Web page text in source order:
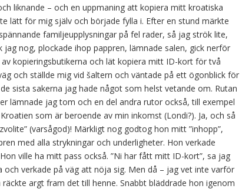
liknande – och en uppmaning att kopiera mitt kroatiska
lätt för mig själv och började fylla i. Efter en stund märkte
familjeupplysningar på fel rader, så jag strök lite,
nog, plockade ihop pappren, lämnade salen, gick nerför
kopieringsbutikerna och lät kopiera mitt ID-kort för två
och ställde mig vid šaltern och väntade på ett ögonblick för
sista sakerna jag hade något som helst vetande om. Rutan
lämnade jag tom och en del andra rutor också, till exempel
som är beroende av min inkomst (Londi?). Ja, och så
(varsågod)! Märkligt nog godtog hon mitt ”inhopp”,
med alla strykningar och underligheter. Hon verkade
ville ha mitt pass också. ”Ni har fått mitt ID-kort”, sa jag
och verkade på väg att nöja sig. Men då – jag vet inte varför
argt fram det till henne. Snabbt bläddrade hon igenom